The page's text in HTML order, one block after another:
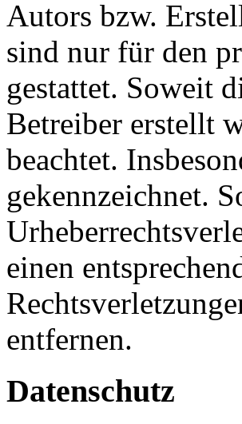
Autors bzw.
sind nur für den
gestattet. Soweit
Betreiber erstellt
beachtet.
gekennzeichnet.
einen
entfernen.
Datenschutz